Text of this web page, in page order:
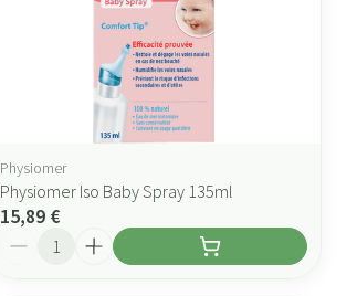
Physiomer
Physiomer Iso Baby Spray 135ml
15,89 €
Quantité